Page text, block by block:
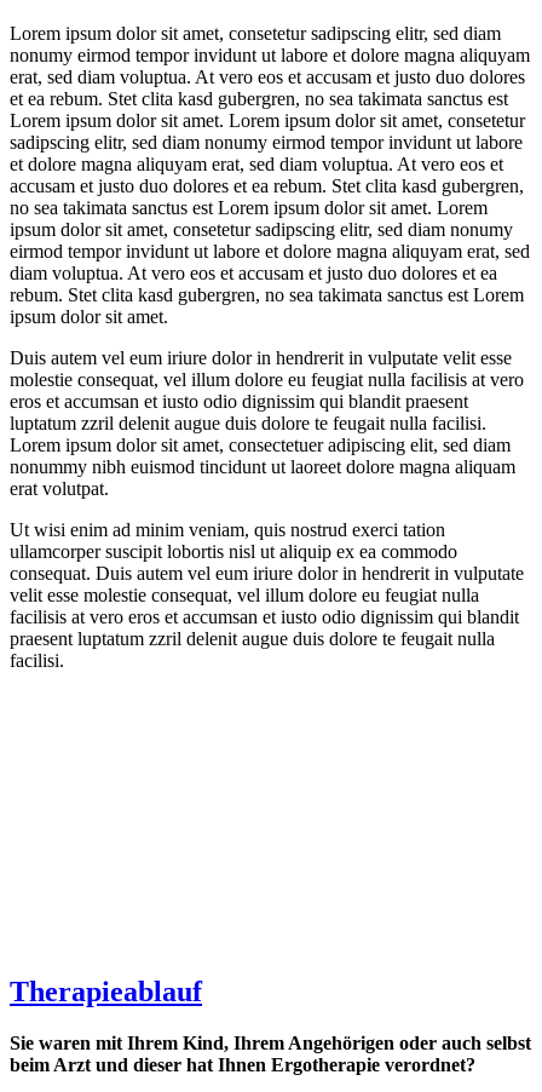
Lorem ipsum dolor sit amet, consetetur sadipscing elitr, sed diam
nonumy eirmod tempor invidunt ut labore et dolore magna aliquyam
erat, sed diam voluptua. At vero eos et accusam et justo duo dolores
et ea rebum. Stet clita kasd gubergren, no sea takimata sanctus est
Lorem ipsum dolor sit amet. Lorem ipsum dolor sit amet, consetetur
sadipscing elitr, sed diam nonumy eirmod tempor invidunt ut labore
et dolore magna aliquyam erat, sed diam voluptua. At vero eos et
accusam et justo duo dolores et ea rebum. Stet clita kasd gubergren,
no sea takimata sanctus est Lorem ipsum dolor sit amet. Lorem
ipsum dolor sit amet, consetetur sadipscing elitr, sed diam nonumy
eirmod tempor invidunt ut labore et dolore magna aliquyam erat, sed
diam voluptua. At vero eos et accusam et justo duo dolores et ea
rebum. Stet clita kasd gubergren, no sea takimata sanctus est Lorem
ipsum dolor sit amet.
Duis autem vel eum iriure dolor in hendrerit in vulputate velit esse
molestie consequat, vel illum dolore eu feugiat nulla facilisis at vero
eros et accumsan et iusto odio dignissim qui blandit praesent
luptatum zzril delenit augue duis dolore te feugait nulla facilisi.
Lorem ipsum dolor sit amet, consectetuer adipiscing elit, sed diam
nonummy nibh euismod tincidunt ut laoreet dolore magna aliquam
erat volutpat.
Ut wisi enim ad minim veniam, quis nostrud exerci tation
ullamcorper suscipit lobortis nisl ut aliquip ex ea commodo
consequat. Duis autem vel eum iriure dolor in hendrerit in vulputate
velit esse molestie consequat, vel illum dolore eu feugiat nulla
facilisis at vero eros et accumsan et iusto odio dignissim qui blandit
praesent luptatum zzril delenit augue duis dolore te feugait nulla
facilisi.
Therapieablauf
Sie waren mit Ihrem Kind, Ihrem Angehörigen oder auch selbst
beim Arzt und dieser hat Ihnen Ergotherapie verordnet?